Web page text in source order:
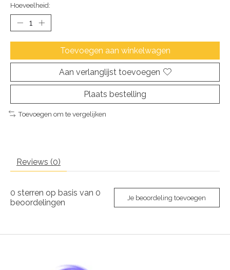
Hoeveelheid:
Toevoegen aan winkelwagen
Aan verlanglijst toevoegen
Plaats bestelling
Toevoegen om te vergelijken
Reviews (0)
0 sterren op basis van 0
beoordelingen
Je beoordeling toevoegen